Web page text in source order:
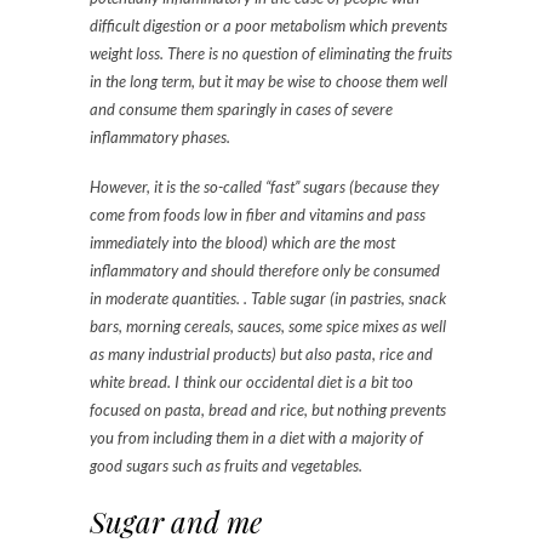
difficult digestion or a poor metabolism which prevents
weight loss. There is no question of eliminating the fruits
in the long term, but it may be wise to choose them well
and consume them sparingly in cases of severe
inflammatory phases.
However, it is the so-called “fast” sugars (because they
come from foods low in fiber and vitamins and pass
immediately into the blood) which are the most
inflammatory and should therefore only be consumed
in moderate quantities. . Table sugar (in pastries, snack
bars, morning cereals, sauces, some spice mixes as well
as many industrial products) but also pasta, rice and
white bread. I think our occidental diet is a bit too
focused on pasta, bread and rice, but nothing prevents
you from including them in a diet with a majority of
good sugars such as fruits and vegetables.
Sugar and me